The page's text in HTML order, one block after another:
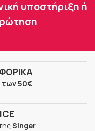
υποστήριξη ή
50€
Singer